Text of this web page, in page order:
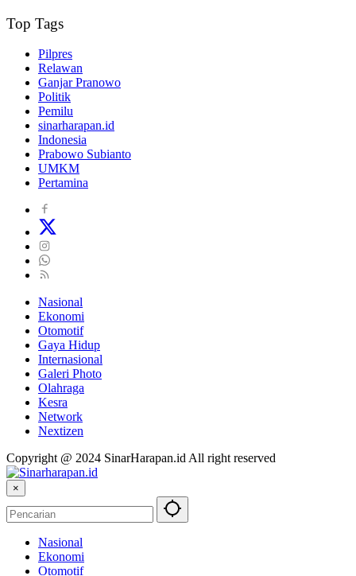
Top Tags
Pilpres
Relawan
Ganjar Pranowo
Politik
Pemilu
sinarharapan.id
Indonesia
Prabowo Subianto
UMKM
Pertamina
Nasional
Ekonomi
Otomotif
Gaya Hidup
Internasional
Galeri Photo
Olahraga
Kesra
Network
Nextizen
Copyright @ 2024 SinarHarapan.id All right reserved
×
Nasional
Ekonomi
Otomotif